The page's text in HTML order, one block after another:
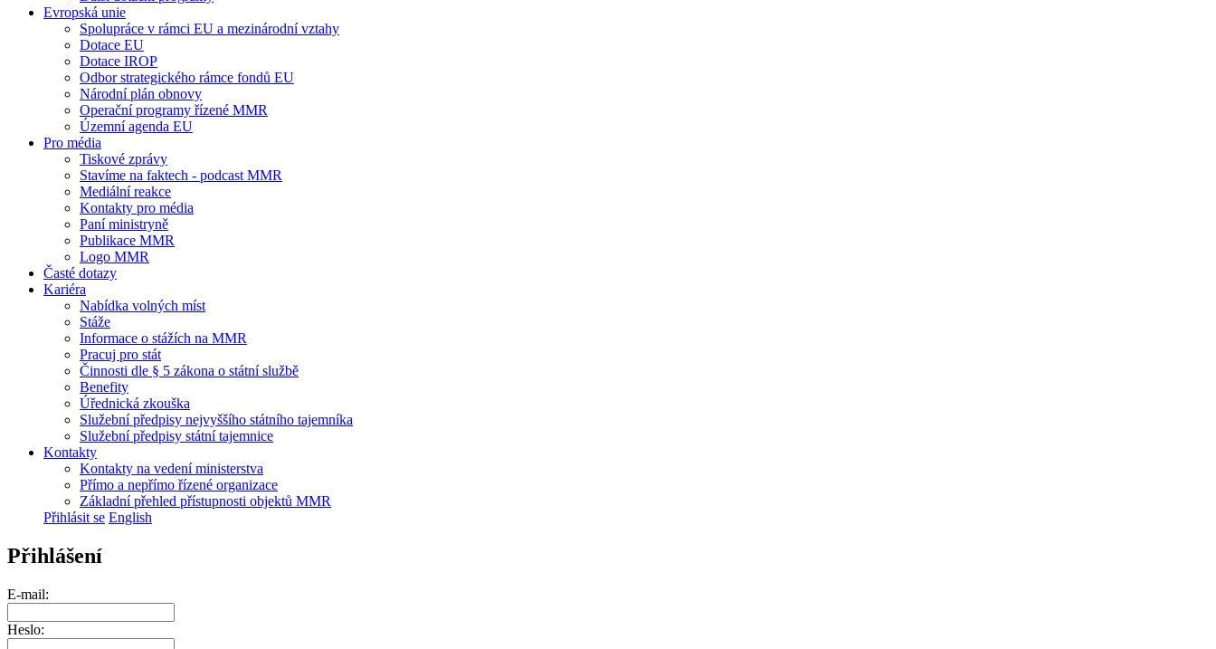
Evropská unie
Spolupráce v rámci EU a mezinárodní vztahy
Dotace EU
Dotace IROP
Odbor strategického rámce fondů EU
Národní plán obnovy
Operační programy řízené MMR
Územní agenda EU
Pro média
Tiskové zprávy
Stavíme na faktech - podcast MMR
Mediální reakce
Kontakty pro média
Paní ministryně
Publikace MMR
Logo MMR
Časté dotazy
Kariéra
Nabídka volných míst
Stáže
Informace o stážích na MMR
Pracuj pro stát
Činnosti dle § 5 zákona o státní službě
Benefity
Úřednická zkouška
Služební předpisy nejvyššího státního tajemníka
Služební předpisy státní tajemnice
Kontakty
Kontakty na vedení ministerstva
Přímo a nepřímo řízené organizace
Základní přehled přístupnosti objektů MMR
Přihlásit se English
Přihlášení
E-mail:
Heslo: